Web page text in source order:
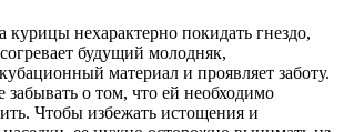
курицы нехарактерно покидать гнездо,
будущий молодняк,
материал и проявляет заботу.
о том, что ей необходимо
Чтобы избежать истощения и